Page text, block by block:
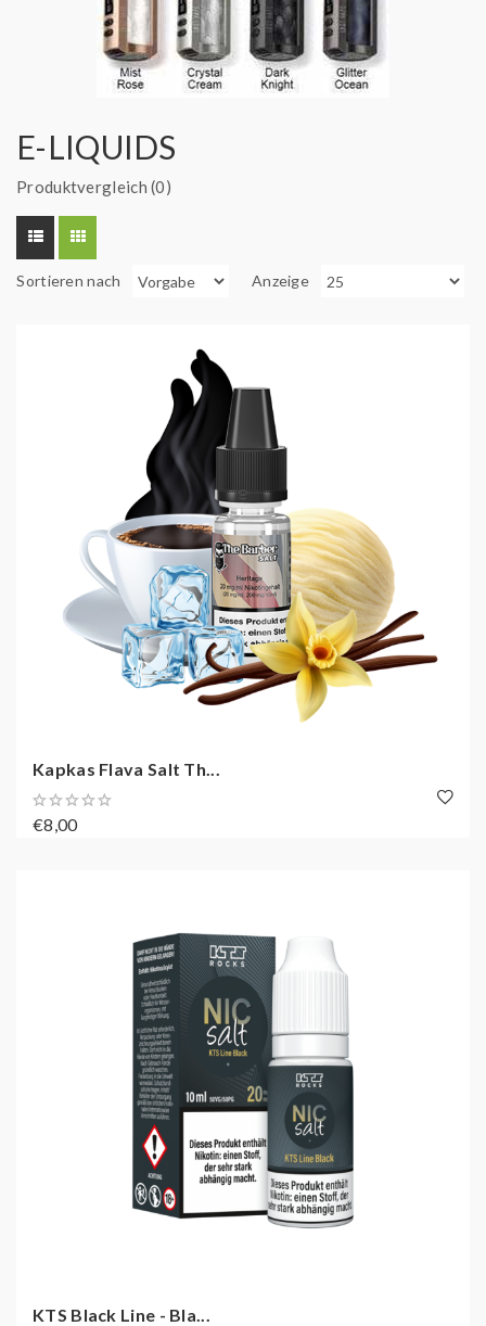
E-LIQUIDS
Produktvergleich (0)
Sortieren nach Anzeige
Kapkas Flava Salt Th...
€8,00
KTS Black Line - Bla...